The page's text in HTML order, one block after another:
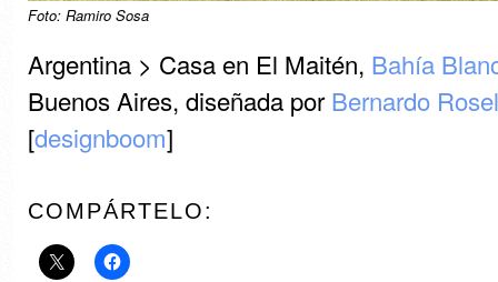
Foto: Ramiro Sosa
Argentina > Casa en El Maitén, Bahía
Buenos Aires, diseñada porBernardo
[designboom]
COMPÁRTELO: